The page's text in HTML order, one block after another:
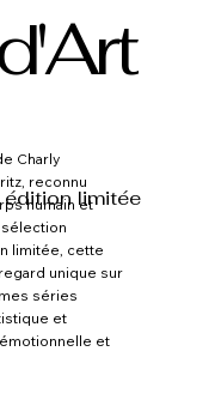
édition limitée
Charly
reconnu
humain et
limitée, cette
unique sur
séries
et
et